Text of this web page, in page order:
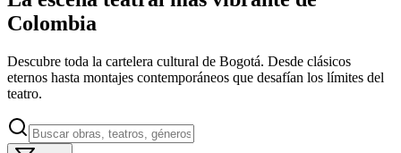
Colombia
Descubre toda la cartelera cultural de Bogotá. Desde clásicos
eternos hasta montajes contemporáneos que desafían los límites del
teatro.